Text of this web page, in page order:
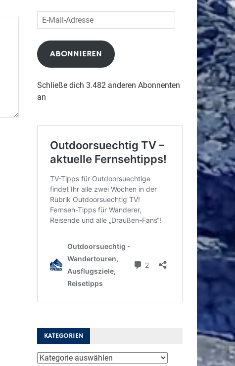
E-
Mail-
Adresse
ABONNIEREN
Schließe dich 3.482 anderen Abonnenten
an
KATEGORIEN
Kategorien